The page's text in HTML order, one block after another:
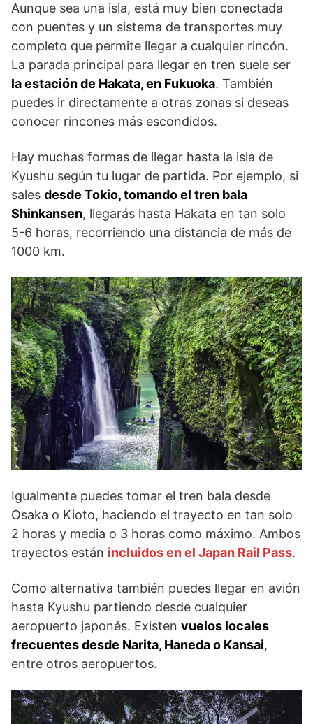
Aunque sea una isla, está muy bien conectada
con puentes y un sistema de transportes muy
completo que permite llegar a cualquier rincón.
La parada principal para llegar en tren suele ser
la estación de Hakata, en Fukuoka. También
puedes ir directamente a otras zonas si deseas
conocer rincones más escondidos.
Hay muchas formas de llegar hasta la isla de
Kyushu según tu lugar de partida. Por ejemplo, si
sales desde Tokio, tomando el tren bala
Shinkansen, llegarás hasta Hakata en tan solo
5-6 horas, recorriendo una distancia de más de
1000 km.
Igualmente puedes tomar el tren bala desde
Osaka o Kioto, haciendo el trayecto en tan solo
2 horas y media o 3 horas como máximo. Ambos
trayectos están incluidos en el Japan Rail Pass.
Como alternativa también puedes llegar en avión
hasta Kyushu partiendo desde cualquier
aeropuerto japonés. Existen vuelos locales
frecuentes desde Narita, Haneda o Kansai,
entre otros aeropuertos.